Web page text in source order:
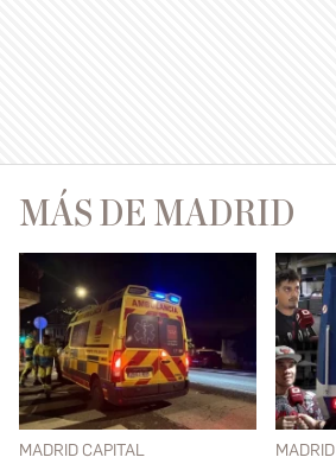
MÁS DE MADRID
MADRID CAPITAL MADRID